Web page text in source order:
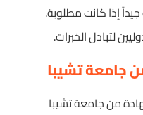
إذا كانت مطلوبة.
لتبادل الخبرات.
جامعة تشيبا
من جامعة تشيبا